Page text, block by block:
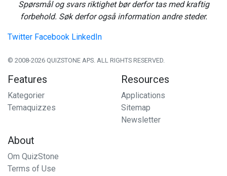
Spørsmål og svars riktighet bør derfor tas med kraftig
forbehold. Søk derfor også information andre steder.
Twitter Facebook LinkedIn
© 2008-2026 QUIZSTONE APS. ALL RIGHTS RESERVED.
Features
Kategorier
Temaquizzes
Resources
Applications
Sitemap
Newsletter
About
Om QuizStone
Terms of Use